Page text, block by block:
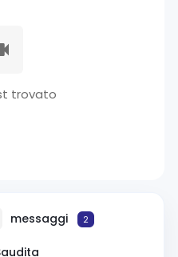
trovato
messaggi 2